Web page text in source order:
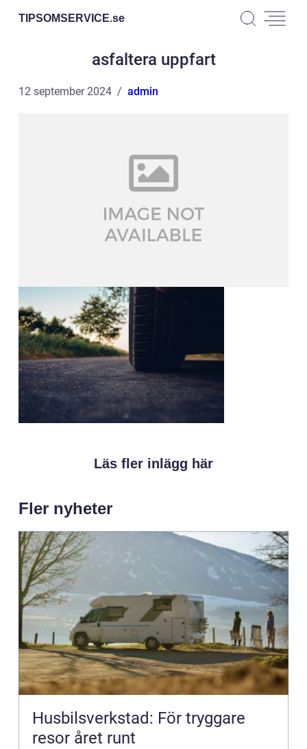
TIPSOMSERVICE.se
asfaltera uppfart
12 september 2024 admin
Läs fler inlägg här
Fler nyheter
Husbilsverkstad: För tryggare
resor året runt